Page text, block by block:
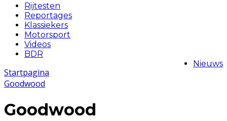
Rijtesten
Reportages
Klassiekers
Motorsport
Videos
BDR
Nieuws
Startpagina
Goodwood
Goodwood